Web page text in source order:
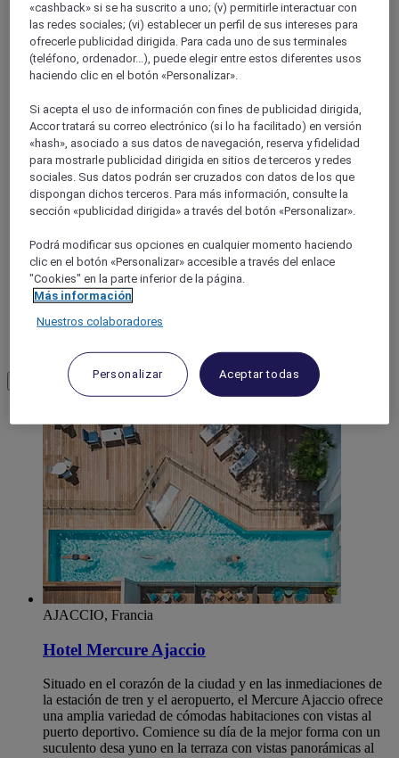
CORSE DU NORD
Load More See more items
AJACCIO, Francia
Hotel Mercure Ajaccio
Situado en el corazón de la ciudad y en las inmediaciones de
la estación de tren y el aeropuerto, el Mercure Ajaccio ofrece
una amplia variedad de cómodas habitaciones con vistas al
puerto deportivo. Comience su día de la mejor forma con un
suculento desa yuno en la terraza con vistas panorámicas al
«cashback» si se ha suscrito a uno; (v) permitirle interactuar con
las redes sociales; (vi) establecer un perfil de sus intereses para
ofrecerle publicidad dirigida. Para cada uno de sus terminales
(teléfono, ordenador...), puede elegir entre estos diferentes usos
haciendo clic en el botón «Personalizar».
Si acepta el uso de información con fines de publicidad dirigida,
Accor tratará su correo electrónico (si lo ha facilitado) en versión
«hash», asociado a sus datos de navegación, reserva y fidelidad
para mostrarle publicidad dirigida en sitios de terceros y redes
sociales. Sus datos podrán ser cruzados con datos de los que
dispongan dichos terceros. Para más información, consulte la
sección «publicidad dirigida» a través del botón «Personalizar».
Podrá modificar sus opciones en cualquier momento haciendo
clic en el botón «Personalizar» accesible a través del enlace
"Cookies" en la parte inferior de la página.
Más información
Nuestros colaboradores
Personalizar Aceptar todas